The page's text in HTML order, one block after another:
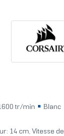
tr/min Blanc
14 cm, Vitesse de